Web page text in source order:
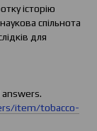
історію
спільнота
для
item/tobacco-